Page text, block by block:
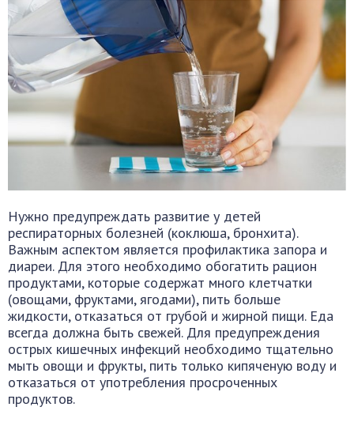
Нужно предупреждать развитие у детей
респираторных болезней (коклюша, бронхита).
Важным аспектом является профилактика запора и
диареи. Для этого необходимо обогатить рацион
продуктами, которые содержат много клетчатки
(овощами, фруктами, ягодами), пить больше
жидкости, отказаться от грубой и жирной пищи. Еда
всегда должна быть свежей. Для предупреждения
острых кишечных инфекций необходимо тщательно
мыть овощи и фрукты, пить только кипяченую воду и
отказаться от употребления просроченных
продуктов.